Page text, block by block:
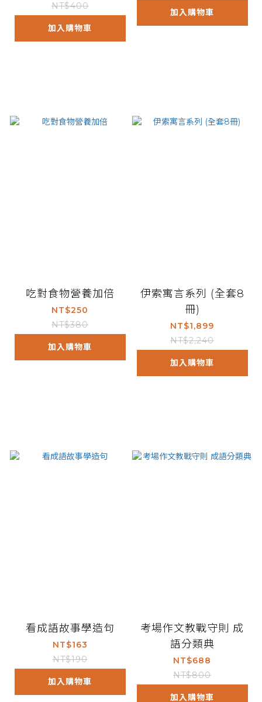
NT$400
加入購物車
加入購物車
吃對食物營養加倍
NT$250
NT$380
加入購物車
伊索寓言系列 (全套8
冊)
NT$1,899
NT$2,240
加入購物車
看成語故事學造句
NT$163
NT$190
加入購物車
考場作文教戰守則 成
語分類典
NT$688
NT$800
加入購物車